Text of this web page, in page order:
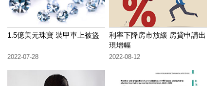
1.5億美元珠寶 裝甲車上被盜
2022-07-28
利率下降房市放緩 房貸申請出
現增幅
2022-08-12